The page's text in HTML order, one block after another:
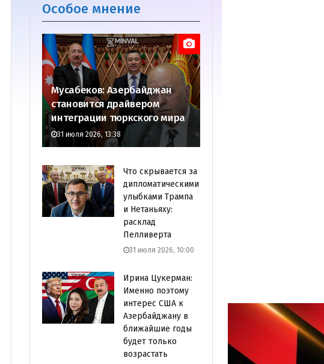
Особое мнение
Мусабеков: Азербайджан
становится драйвером
интеграции тюркского мира
31 июля 2026, 13:38
Что скрывается за
дипломатическими
улыбками Трампа
и Нетаньяху:
расклад
Пелливерта
31 июля 2026, 10:00
Ирина Цукерман:
Именно поэтому
интерес США к
Азербайджану в
ближайшие годы
будет только
возрастать